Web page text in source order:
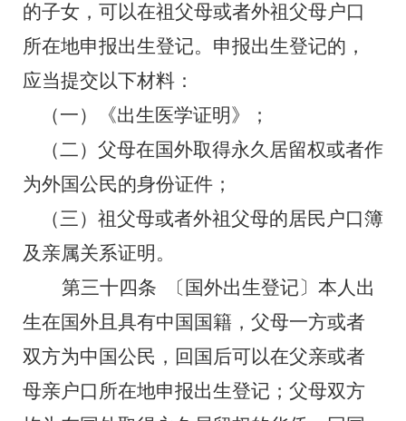
的子女，可以在祖父母或者外祖父母户口
所在地申报出生登记。申报出生登记的，
应当提交以下材料：
（一）《出生医学证明》；
（二）父母在国外取得永久居留权或者作
为外国公民的身份证件；
（三）祖父母或者外祖父母的居民户口簿
及亲属关系证明。
第三十四条
〔国外出生登记〕 本人出
生在国外且具有中国国籍，父母一方或者
双方为中国公民，回国后可以在父亲或者
母亲户口所在地申报出生登记；父母双方